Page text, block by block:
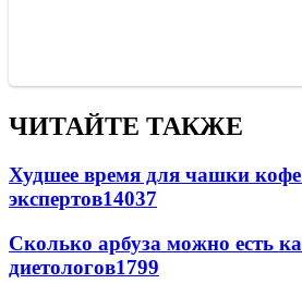
ЧИТАЙТЕ ТАКЖЕ
Худшее время для чашки
экспертов14037
Сколько арбуза можно есть
диетологов1799